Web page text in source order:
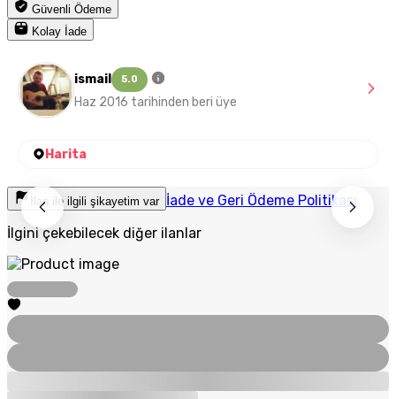
Güvenli Ödeme
Kolay İade
ismail 5.0
Haz 2016 tarihinden beri üye
Harita
İlan ile ilgili şikayetim var İade ve Geri Ödeme Politikası
İlgini çekebilecek diğer ilanlar